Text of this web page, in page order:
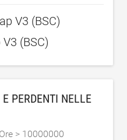
(BSC)
PERDENTI NELLE
> 10000000